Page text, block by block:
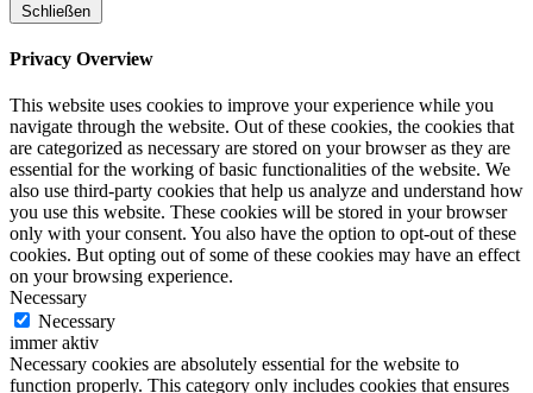
Schließen
Privacy Overview
This website uses cookies to improve your experience while you
navigate through the website. Out of these cookies, the cookies that
are categorized as necessary are stored on your browser as they are
essential for the working of basic functionalities of the website. We
also use third-party cookies that help us analyze and understand how
you use this website. These cookies will be stored in your browser
only with your consent. You also have the option to opt-out of these
cookies. But opting out of some of these cookies may have an effect
on your browsing experience.
Necessary
Necessary
immer aktiv
Necessary cookies are absolutely essential for the website to
function properly. This category only includes cookies that ensures